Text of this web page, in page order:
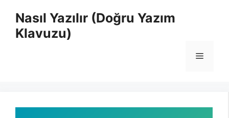
Nasıl Yazılır (Doğru Yazım
Klavuzu)
Menü